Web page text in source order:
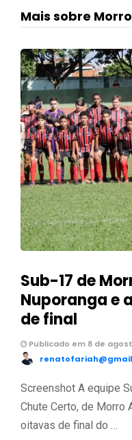
Mais sobre
Sub-17 de
Nuporanga e
de final
Publicado em 8 de
Screenshot A equipe
Chute Certo, de Morro
oitavas de final do …